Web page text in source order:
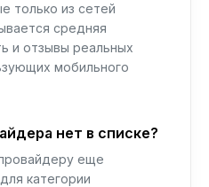
только из сетей
средняя
и отзывы реальных
мобильного
нет в списке?
еще
категории